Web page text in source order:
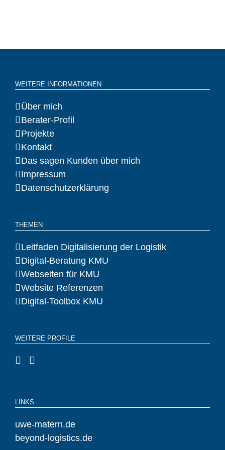
WEITERE INFORMATIONEN
Über mich
Berater-Profil
Projekte
Kontakt
Das sagen Kunden über mich
Impressum
Datenschutzerklärung
THEMEN
Leitfaden Digitalisierung der Logistik
Digital-Beratung KMU
Webseiten für KMU
Website Referenzen
Digital-Toolbox KMU
WEITERE PROFILE
LINKS
uwe-matern.de
beyond-logistics.de